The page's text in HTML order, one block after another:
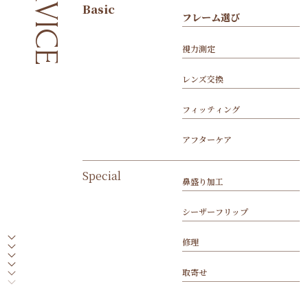
Basic フ
フ
レ
レ
ー
ー
ム
ム
選
選
び
び
視
視
力
力
測
測
定
定
レ
レ
ン
ン
ズ
ズ
交
交
換
換
フ
フ
ィ
ィ
ッ
ッ
テ
テ
ィ
ィ
ン
ン
グ
グ
ア
ア
フ
フ
タ
タ
ーケ
ケ
ア
ア
Special 鼻
鼻
盛
盛
り
り
加
加
工
工
シ
シ
ー
ー
ザ
ザ
ー
ー
フ
フ
リ
リ
ッ
ッ
プ
プ
修
修
理
理
取
取
寄
寄
せ
せ